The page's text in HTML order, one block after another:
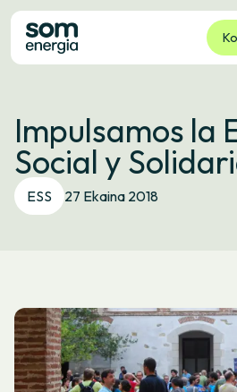
Tarifak
Zerbitzuak
Enpresak
Kooperatiba
Hizkuntza: ES CA GL EU
Impulsamos la
Social y
ESS 27 Ekaina 2018